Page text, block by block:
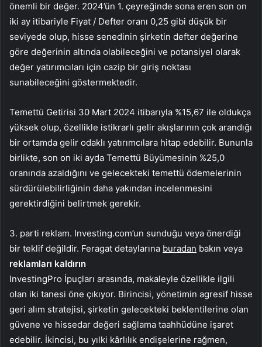
önemli bir değer. 2024’ün 1. çeyreğinde sona eren son on
iki ay itibariyle Fiyat / Defter oranı 0,25 gibi düşük bir
seviyede olup, hisse senedinin şirketin defter değerine
göre değerinin altında olabileceğini ve potansiyel olarak
değer yatırımcıları için cazip bir giriş noktası
sunabileceğini göstermektedir.
Temettü Getirisi 30 Mart 2024 itibarıyla %15,67 ile oldukça
yüksek olup, özellikle istikrarlı gelir akışlarının çok arandığı
bir ortamda gelir odaklı yatırımcılara hitap edebilir. Bununla
birlikte, son on iki ayda Temettü Büyümesinin %25,0
oranında azaldığını ve gelecekteki temettü ödemelerinin
sürdürülebilirliğinin daha yakından incelenmesini
gerektirdiğini belirtmek gerekir.
3. parti reklam. Investing.com’un sunduğu veya önerdiği
bir teklif değildir. Feragat detaylarına buradan bakın veya
reklamları kaldırın
InvestingPro İpuçları arasında, makaleyle özellikle ilgili
olan iki tanesi öne çıkıyor. Birincisi, yönetimin agresif hisse
geri alım stratejisi, şirketin gelecekteki beklentilerine olan
güvene ve hissedar değeri sağlama taahhüdüne işaret
edebilir. İkincisi, bu yılki kârlılık endişelerine rağmen,